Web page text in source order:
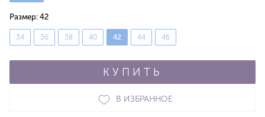
Размер: 42
34 36 38 40 42 44 46
КУПИТЬ
В ИЗБРАННОЕ